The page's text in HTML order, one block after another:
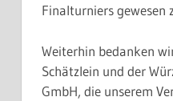
Finalturniers gewesen
Weiterhin bedanken
Schätzlein und der
GmbH, die unserem